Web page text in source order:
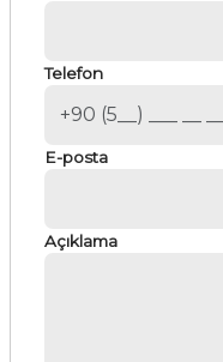
Telefon
E-posta
Açıklama